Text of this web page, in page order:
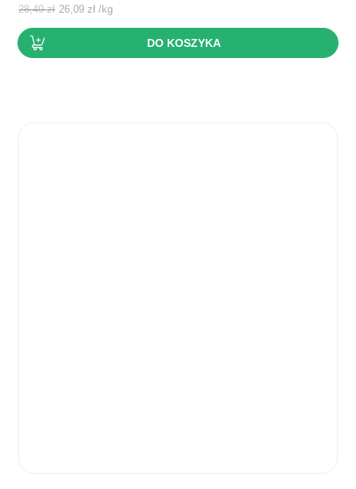
cena
wynosiła:wynosi:
26,09 zł.
28,49zł 26,09zł /kg
DO KOSZYKA